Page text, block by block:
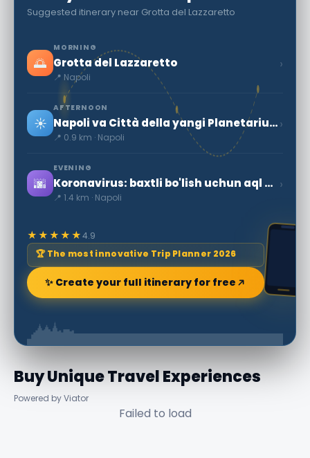
Suggested itinerary near Grotta del Lazzaretto
🌅
MORNING
Grotta del Lazzaretto
📍 Napoli
›
☀️
AFTERNOON
Napoli va Città della yangi Planetarium Scienza
📍 0.9 km · Napoli
›
🌆
EVENING
Koronavirus: baxtli bo'lish uchun aql bilan sayohat qilish
📍 1.4 km · Napoli
›
★★★★★4.9
🏆 The most innovative Trip Planner 2026
✨ Create your full itinerary for free
Buy Unique Travel Experiences
Powered by Viator
Failed to load